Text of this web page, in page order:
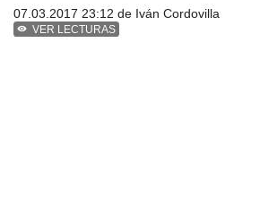
07.03.2017 23:12 de Iván Cordovilla
VER LECTURAS